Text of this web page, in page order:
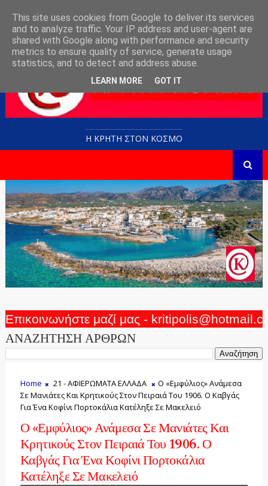
Η ΚΡΗΤΗ ΣΤΟN KOΣΜΟ
Επικοινωνήστε μαζί μας -
ΑΝΑΖΗΤΗΣΗ ΑΡΘΡΩΝ
Home 21 - ΑΦΙΕΡΩΜΑΤΑ ΕΛΛΑΔΑ
Ο «Εμφύλιος» Ανάμεσα
Σε Μανιάτες Και Κρητικούς Στον Πειραιά Του 1906. Ο Καβγάς
Για Ένα Κοφίνι Πορτοκάλια Κατέληξε Σε Μακελειό
Ο «Εμφύλιος» Ανάμεσα Σε Μανιάτες Και
Κρητικούς Στον Πειραιά Του 1906. Ο
Καβγάς Για Ένα Κοφίνι Πορτοκάλια
Κατέληξε Σε Μακελειό
This site uses cookies from Google to deliver its services
and to analyze traffic. Your IP address and user-agent are
shared with Google along with performance and security
metrics to ensure quality of service, generate usage
statistics, and to detect and address abuse.
LEARN MORE GOT IT